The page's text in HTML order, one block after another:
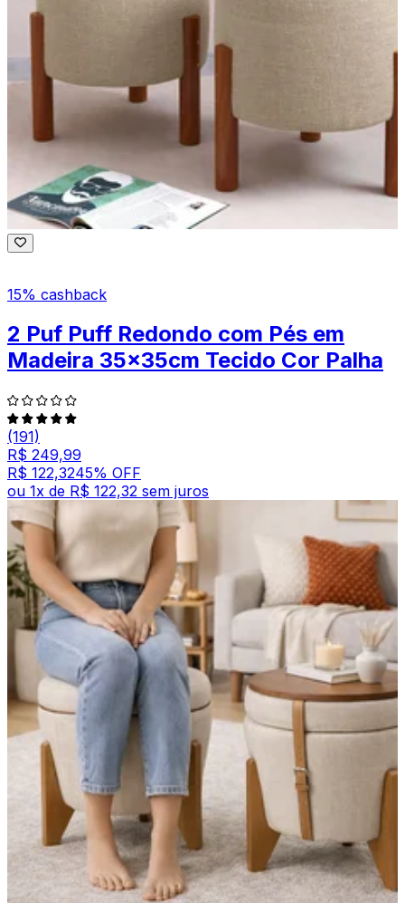
15% cashback
2 Puf Puff Redondo com Pés em
Madeira 35x35cm Tecido Cor Palha
(191)
R$ 249,99
R$ 122,3245% OFF
ou 1x de R$ 122,32 sem juros